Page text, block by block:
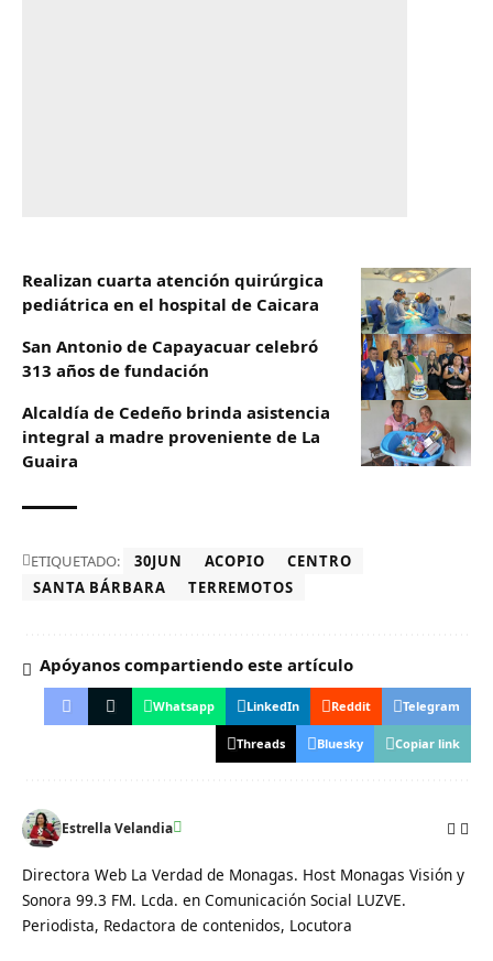
Realizan cuarta atención quirúrgica
pediátrica en el hospital de Caicara
San Antonio de Capayacuar celebró
313 años de fundación
Alcaldía de Cedeño brinda asistencia
integral a madre proveniente de La
Guaira
ETIQUETADO: 30JUN ACOPIO
CENTRO
SANTA BÁRBARA
TERREMOTOS
Apóyanos compartiendo este artículo
Whatsapp LinkedIn Reddit Telegram
Threads Bluesky Copiar link
Estrella Velandia
Directora Web La Verdad de Monagas. Host Monagas Visión y
Sonora 99.3 FM. Lcda. en Comunicación Social LUZVE.
Periodista, Redactora de contenidos, Locutora